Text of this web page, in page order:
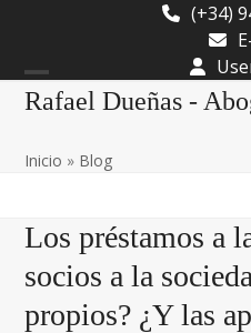
content
(+34)
Rafael Dueñas -
Open
menu
Close
menu
Inicio » Blog
Los préstamos a
socios a la
propios? ¿Y las